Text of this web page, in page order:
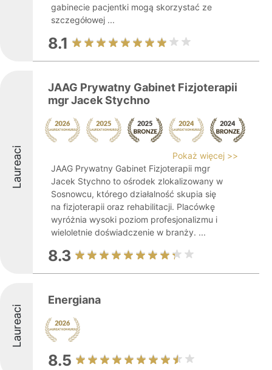
gabinecie pacjentki mogą skorzystać ze
szczegółowej ...
8.1
Laureaci
JAAG Prywatny Gabinet Fizjoterapii
mgr Jacek Stychno
Pokaż więcej >>
JAAG Prywatny Gabinet Fizjoterapii mgr
Jacek Stychno to ośrodek zlokalizowany w
Sosnowcu, którego działalność skupia się
na fizjoterapii oraz rehabilitacji. Placówkę
wyróżnia wysoki poziom profesjonalizmu i
wieloletnie doświadczenie w branży. ...
8.3
Laureaci
Energiana
8.5